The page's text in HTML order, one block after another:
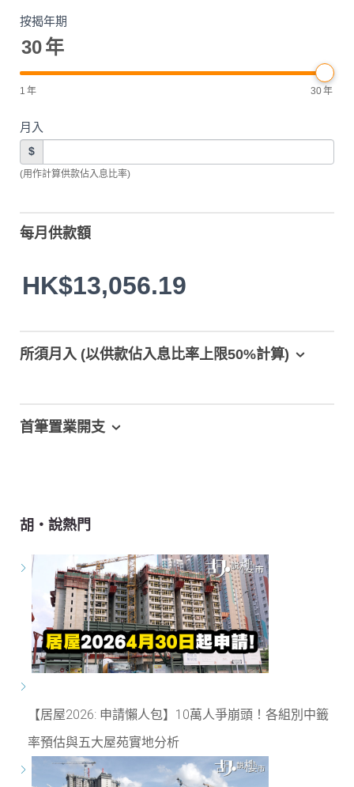
按揭年期
30年
1 年 30年
月入
$
(用作計算供款佔入息比率)
每月供款額
HK$13,056.19
所須月入 (以供款佔入息比率上限50%計算)
首筆置業開支
胡‧說熱門
【居屋2026: 申請懶人包】10萬人爭崩頭！各組別中籤
率預估與五大屋苑實地分析